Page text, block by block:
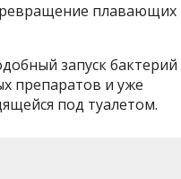
плавающих
запуск бактерий
препаратов и уже
под туалетом.